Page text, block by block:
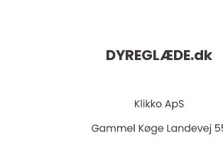
DYREGLÆDE.dk